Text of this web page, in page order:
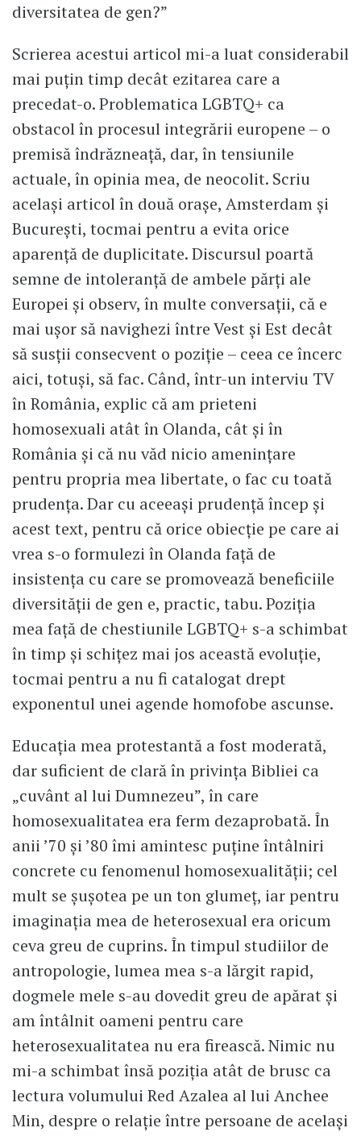
diversitatea de gen?”
Scrierea acestui articol mi-a luat considerabil
mai puțin timp decât ezitarea care a
precedat-o. Problematica LGBTQ+ ca
obstacol în procesul integrării europene – o
premisă îndrăzneață, dar, în tensiunile
actuale, în opinia mea, de neocolit. Scriu
același articol în două orașe, Amsterdam și
București, tocmai pentru a evita orice
aparență de duplicitate. Discursul poartă
semne de intoleranță de ambele părți ale
Europei și observ, în multe conversații, că e
mai ușor să navighezi între Vest și Est decât
să susții consecvent o poziție – ceea ce încerc
aici, totuși, să fac. Când, într-un interviu TV
în România, explic că am prieteni
homosexuali atât în Olanda, cât și în
România și că nu văd nicio amenințare
pentru propria mea libertate, o fac cu toată
prudența. Dar cu aceeași prudență încep și
acest text, pentru că orice obiecție pe care ai
vrea s-o formulezi în Olanda față de
insistența cu care se promovează beneficiile
diversității de gen e, practic, tabu. Poziția
mea față de chestiunile LGBTQ+ s-a schimbat
în timp și schițez mai jos această evoluție,
tocmai pentru a nu fi catalogat drept
exponentul unei agende homofobe ascunse.
Educația mea protestantă a fost moderată,
dar suficient de clară în privința Bibliei ca
„cuvânt al lui Dumnezeu”, în care
homosexualitatea era ferm dezaprobată. În
anii ’70 și ’80 îmi amintesc puține întâlniri
concrete cu fenomenul homosexualității; cel
mult se șușotea pe un ton glumeț, iar pentru
imaginația mea de heterosexual era oricum
ceva greu de cuprins. În timpul studiilor de
antropologie, lumea mea s-a lărgit rapid,
dogmele mele s-au dovedit greu de apărat și
am întâlnit oameni pentru care
heterosexualitatea nu era firească. Nimic nu
mi-a schimbat însă poziția atât de brusc ca
lectura volumului Red Azalea al lui Anchee
Min, despre o relație între persoane de același